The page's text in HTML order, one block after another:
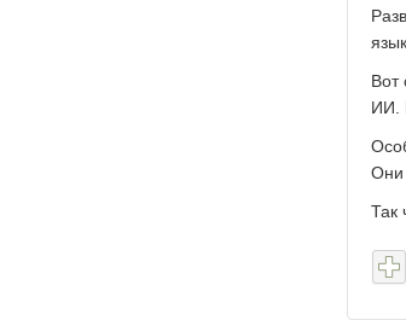
Вот
ИИ.
Они
Так